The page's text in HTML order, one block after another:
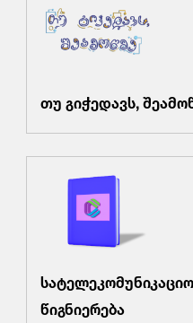
თუ გიჭედავს,
სატელეკომუნიკაციო
წიგნიერება